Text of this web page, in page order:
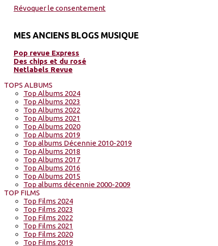
Révoquer le consentement
MES ANCIENS BLOGS MUSIQUE
Pop revue Express
Des chips et du rosé
Netlabels Revue
TOPS ALBUMS
Top Albums 2024
Top Albums 2023
Top Albums 2022
Top Albums 2021
Top Albums 2020
Top Albums 2019
Top albums Décennie 2010-2019
Top Albums 2018
Top Albums 2017
Top Albums 2016
Top Albums 2015
Top albums décennie 2000-2009
TOP FILMS
Top Films 2024
Top Films 2023
Top Films 2022
Top Films 2021
Top Films 2020
Top Films 2019